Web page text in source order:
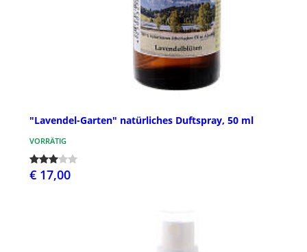
"Lavendel-Garten" natürliches Duftspray, 50 ml
VORRÄTIG
€ 17,00